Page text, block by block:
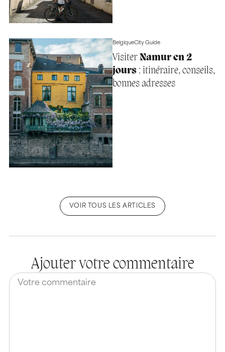
BelgiqueCity Guide
Visiter Namur en 2
jours: itinéraire, conseils,
bonnes adresses
VOIR TOUS LES ARTICLES
Ajouter votre commentaire